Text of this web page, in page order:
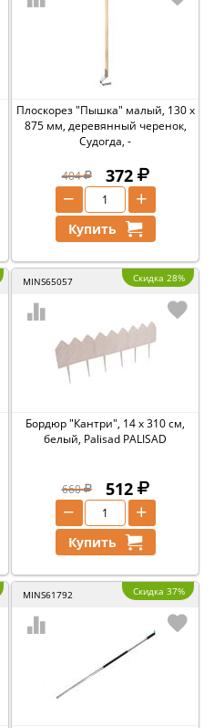
Плоскорез "Пышка" малый, 130 х
875 мм, деревянный черенок,
Судогда, -
404 372
+
−
Купить
MINS65057 Скидка 28%
Бордюр "Кантри", 14 х 310 см,
белый, Palisad PALISAD
660 512
+
−
Купить
MINS61792 Скидка 37%